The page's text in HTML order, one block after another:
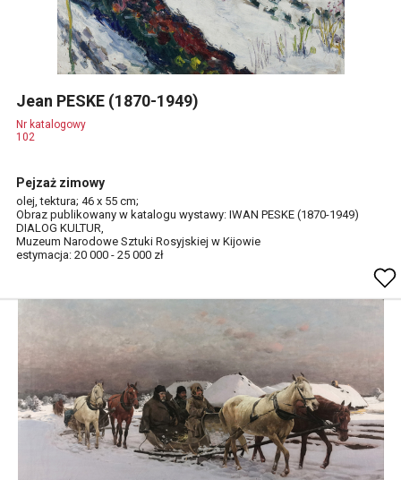
Jean PESKE (1870-1949)
Nr katalogowy
102
Pejzaż zimowy
olej, tektura; 46 x 55 cm;
Obraz publikowany w katalogu wystawy: IWAN PESKE (1870-1949)
DIALOG KULTUR,
Muzeum Narodowe Sztuki Rosyjskiej w Kijowie
estymacja: 20 000 - 25 000 zł